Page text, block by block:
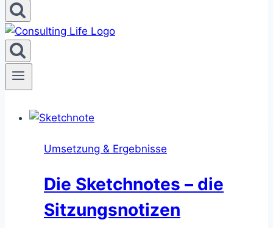
Umsetzung & Ergebnisse
Die Sketchnotes – die
Sitzungsnotizen